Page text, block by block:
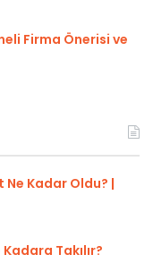
Firma Önerisi ve
Kadar Oldu? |
Takılır?